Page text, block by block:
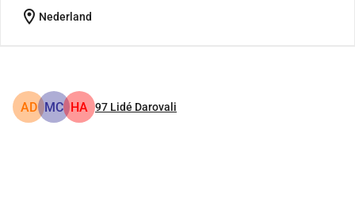
location_on Nederland
AD MC HA 97 Lidé Darovali